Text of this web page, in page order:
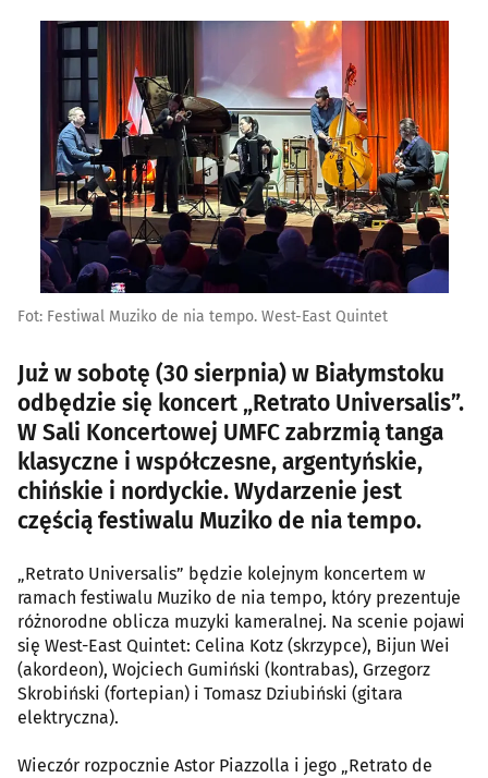
Fot: Festiwal Muziko de nia tempo. West-East Quintet
Już w sobotę (30 sierpnia) w Białymstoku
odbędzie się koncert „Retrato Universalis”.
W Sali Koncertowej UMFC zabrzmią tanga
klasyczne i współczesne, argentyńskie,
chińskie i nordyckie. Wydarzenie jest
częścią festiwalu Muziko de nia tempo.
„Retrato Universalis” będzie kolejnym koncertem w
ramach festiwalu Muziko de nia tempo, który prezentuje
różnorodne oblicza muzyki kameralnej. Na scenie pojawi
się West-East Quintet: Celina Kotz (skrzypce), Bijun Wei
(akordeon), Wojciech Gumiński (kontrabas), Grzegorz
Skrobiński (fortepian) i Tomasz Dziubiński (gitara
elektryczna).
Wieczór rozpocznie Astor Piazzolla i jego „Retrato de